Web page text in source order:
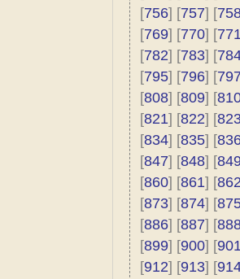
[756] [757] [
[769] [770] [
[782] [783] [
[795] [796] [
[808] [809] [
[821] [822] [
[834] [835] [
[847] [848] [
[860] [861] [
[873] [874] [
[886] [887] [
[899] [900] [
[912] [913] [